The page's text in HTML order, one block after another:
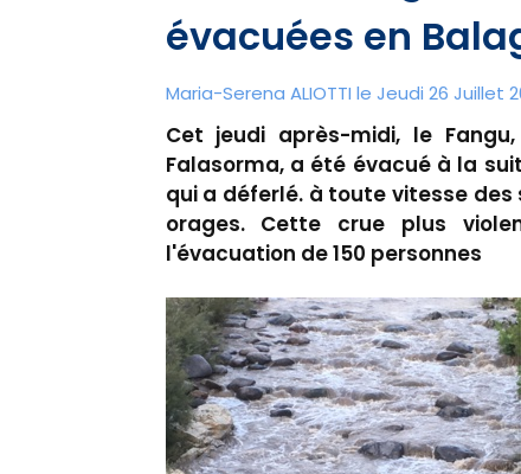
évacuées en
Maria-Serena ALIOTTI le Jeudi 26 Juillet
Cet jeudi après-midi, le
Falasorma, a été évacué à la
qui a déferlé. à toute vitesse
orages. Cette crue plus
l'évacuation de 150 personnes